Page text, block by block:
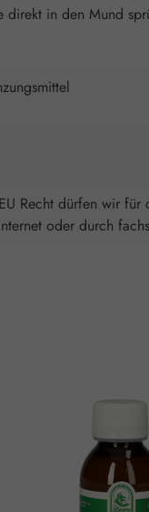
direkt in den Mund
Recht dürfen wir für
oder durch